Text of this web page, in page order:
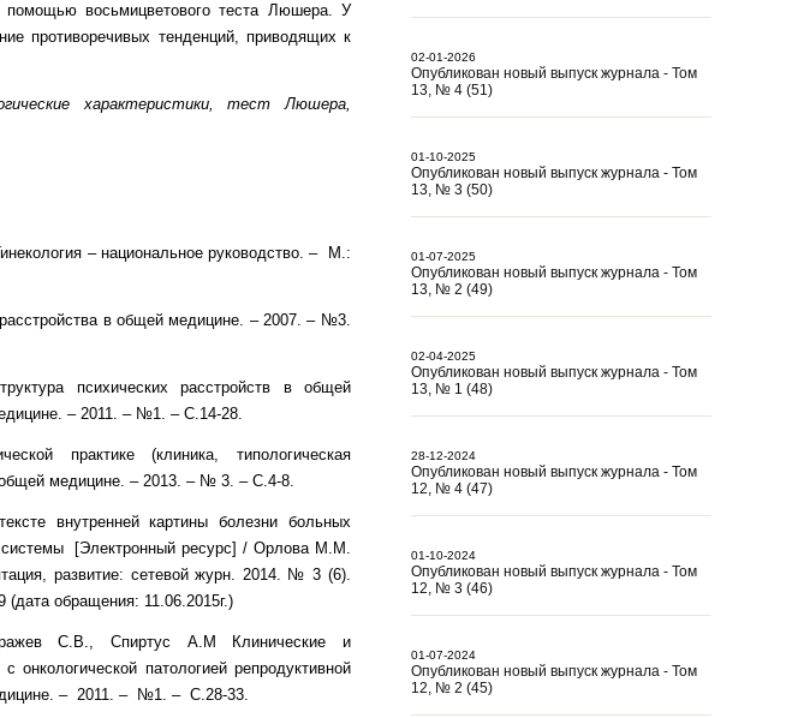
восьмицветового теста Люшера. У
противоречивых тенденций, приводящих к
характеристики, тест Люшера,
– национальное руководство. – М.:
в общей медицине. – 2007. – №3.
психических расстройств в общей
– 2011. – №1. – С.14-28.
практике (клиника, типологическая
медицине. – 2013. – № 3. – С.4-8.
внутренней картины болезни больных
системы [Электронный ресурс] / Орлова М.М.
развитие: сетевой журн. 2014. № 3 (6).
обращения: 11.06.2015г.)
С.В., Спиртус А.М Клинические и
патологией репродуктивной
– 2011. – №1. – С.28-33.
02-01-2026
Опубликован новый выпуск журнала - Том
13, № 4 (51)
01-10-2025
Опубликован новый выпуск журнала - Том
13, № 3 (50)
01-07-2025
Опубликован новый выпуск журнала - Том
13, № 2 (49)
02-04-2025
Опубликован новый выпуск журнала - Том
13, № 1 (48)
28-12-2024
Опубликован новый выпуск журнала - Том
12, № 4 (47)
01-10-2024
Опубликован новый выпуск журнала - Том
12, № 3 (46)
01-07-2024
Опубликован новый выпуск журнала - Том
12, № 2 (45)